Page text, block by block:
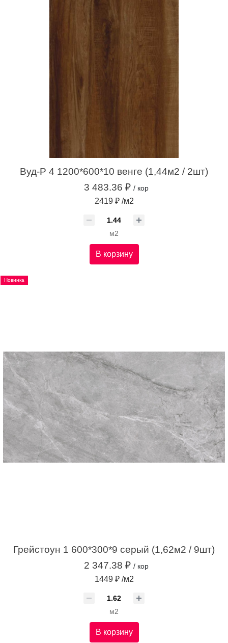
Вуд-Р 4 1200*600*10 венге (1,44м2 / 2шт)
3 483.36 ₽ / кор
2419 ₽ /м2
м2
В корзину
Новинка
Грейстоун 1 600*300*9 серый (1,62м2 / 9шт)
2 347.38 ₽ / кор
1449 ₽ /м2
м2
В корзину